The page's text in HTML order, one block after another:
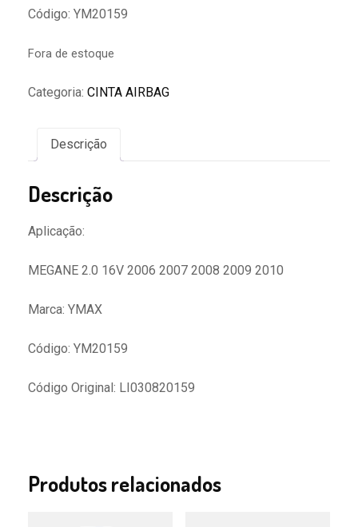
Código: YM20159
Fora de estoque
Categoria: CINTA AIRBAG
Descrição
Descrição
Aplicação:
MEGANE 2.0 16V 2006 2007 2008 2009 2010
Marca: YMAX
Código: YM20159
Código Original: LI030820159
Produtos relacionados